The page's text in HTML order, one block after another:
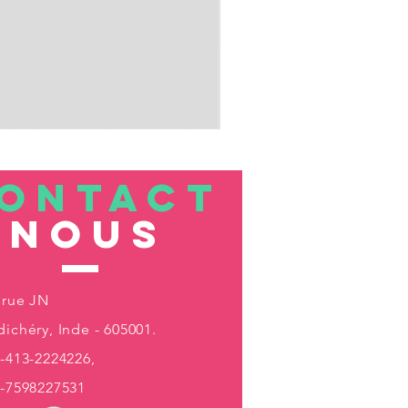
nous
JN
Inde - 605001.
413-2224226,